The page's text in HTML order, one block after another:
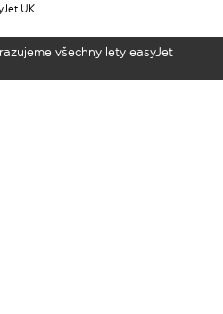
UK
všechny lety easyJet